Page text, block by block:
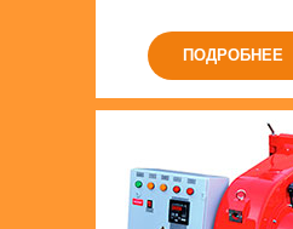
ПОДРОБНЕЕ